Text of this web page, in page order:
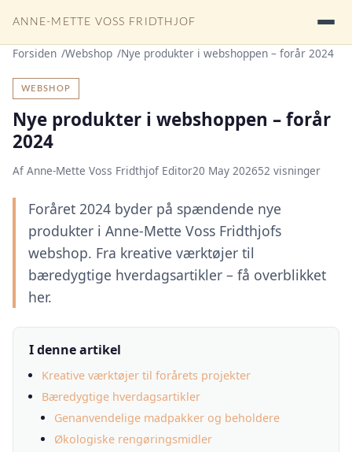
ANNE-METTE VOSS FRIDTHJOF
Forsiden Webshop Nye produkter i webshoppen – forår 2024
WEBSHOP
Nye produkter i webshoppen – forår
2024
Af Anne-Mette Voss Fridthjof Editor20 May 202652 visninger
Foråret 2024 byder på spændende nye
produkter i Anne-Mette Voss Fridthjofs
webshop. Fra kreative værktøjer til
bæredygtige hverdagsartikler – få overblikket
her.
I denne artikel
Kreative værktøjer til forårets projekter
Bæredygtige hverdagsartikler
Genanvendelige madpakker og beholdere
Økologiske rengøringsmidler